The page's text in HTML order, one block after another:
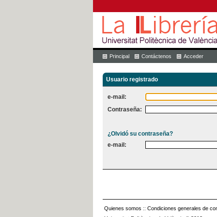
Principal Contáctenos Acceder
Usuario registrado
e-mail:
Contraseña:
¿Olvidó su contraseña?
e-mail:
Quienes somos :: Condiciones generales de